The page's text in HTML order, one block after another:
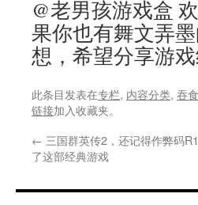
@老男孩游戏盒
果你也有舞文弄
想，希望分享游
此条目发表在专栏, 内容分类, 吞
链接加入收藏夹。
← 三国群英传2，还记得作弊码
了这部经典游戏